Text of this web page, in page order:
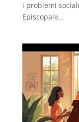
i problemi
Episcopale...